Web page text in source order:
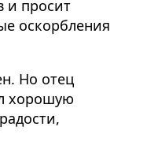
и просит
оскорбления
Но отец
хорошую